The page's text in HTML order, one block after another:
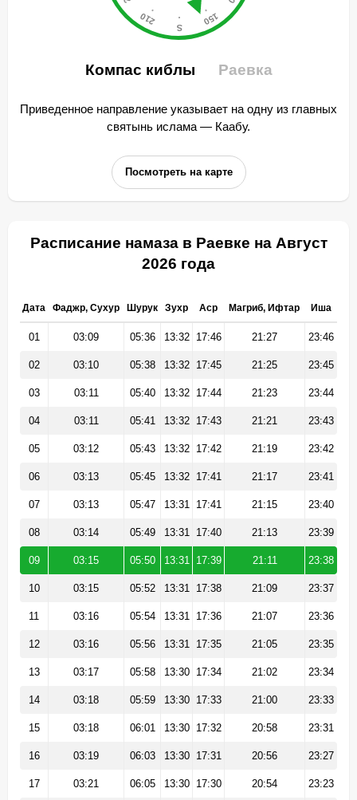
Компас киблы Раевка
Приведенное направление указывает на одну из главных
святынь ислама — Каабу.
Посмотреть на карте
Расписание намаза в Раевке на Август
2026 года
Дата Фаджр, Сухур Шурук Зухр Аср Магриб, Ифтар Иша
01 03:09 05:36 13:32 17:46 21:27 23:46
02 03:10 05:38 13:32 17:45 21:25 23:45
03 03:11 05:40 13:32 17:44 21:23 23:44
04 03:11 05:41 13:32 17:43 21:21 23:43
05 03:12 05:43 13:32 17:42 21:19 23:42
06 03:13 05:45 13:32 17:41 21:17 23:41
07 03:13 05:47 13:31 17:41 21:15 23:40
08 03:14 05:49 13:31 17:40 21:13 23:39
09 03:15 05:50 13:31 17:39 21:11 23:38
10 03:15 05:52 13:31 17:38 21:09 23:37
11 03:16 05:54 13:31 17:36 21:07 23:36
12 03:16 05:56 13:31 17:35 21:05 23:35
13 03:17 05:58 13:30 17:34 21:02 23:34
14 03:18 05:59 13:30 17:33 21:00 23:33
15 03:18 06:01 13:30 17:32 20:58 23:31
16 03:19 06:03 13:30 17:31 20:56 23:27
17 03:21 06:05 13:30 17:30 20:54 23:23